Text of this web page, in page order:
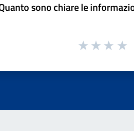
sono chiare le